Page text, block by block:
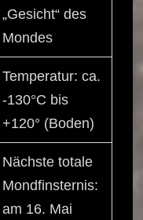
„Gesicht“ des
Mondes
Temperatur: ca.
-130°C bis
+120° (Boden)
Nächste totale
Mondfinsternis:
am 16. Mai